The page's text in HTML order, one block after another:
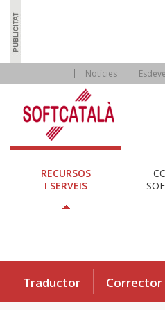
Notícies
RECURSOS
I SERVEIS
Traductor Corrector